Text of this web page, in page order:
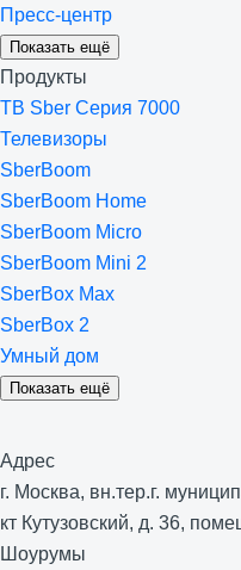
Пресс-центр
Показать ещё
Продукты
ТВ Sber Серия 7000
Телевизоры
SberBoom
SberBoom Home
SberBoom Micro
SberBoom Mini 2
SberBox Max
SberBox 2
Умный дом
Показать ещё
Адрес
г. Москва, вн.тер.г.
кт Кутузовский, д. 36,
Шоурумы